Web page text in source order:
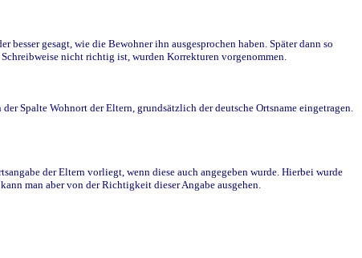
gesagt, wie die Bewohner ihn ausgesprochen haben. Später dann so
nicht richtig ist, wurden Korrekturen vorgenommen.
Spalte Wohnort der Eltern, grundsätzlich der deutsche Ortsname eingetragen.
der Eltern vorliegt, wenn diese auch angegeben wurde. Hierbei wurde
man aber von der Richtigkeit dieser Angabe ausgehen.